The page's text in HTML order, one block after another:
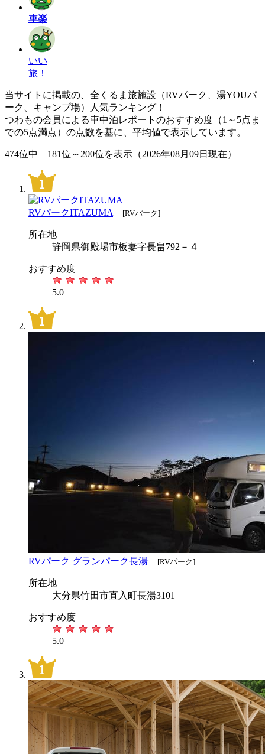
車楽
いい
旅！
当サイトに掲載の、全くるま旅施設（RVパーク、湯YOUパ
ーク、キャンプ場）人気ランキング！
つわもの会員による車中泊レポートのおすすめ度（1～5点ま
での5点満点）の点数を基に、平均値で表示しています。
474位中 181位～200位を表示（2026年08月09日現在）
RVパークITAZUMA [RVパーク]
所在地
静岡県御殿場市板妻字長畠792－４
おすすめ度
5.0
RVパーク グランパーク長湯 [RVパーク]
所在地
大分県竹田市直入町長湯3101
おすすめ度
5.0